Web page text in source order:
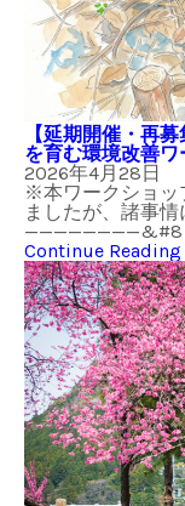
【延期開催・再
を育む環境改善
2026年4月28日
※本ワークショッ
ましたが、諸事情
————————&#8
Continue Reading